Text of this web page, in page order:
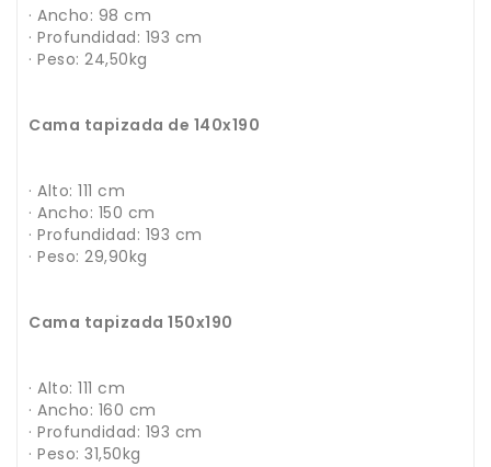
· Ancho: 98 cm
· Profundidad: 193 cm
· Peso: 24,50kg
Cama tapizada de 140x190
· Alto: 111 cm
· Ancho: 150 cm
· Profundidad: 193 cm
· Peso: 29,90kg
Cama tapizada 150x190
· Alto: 111 cm
· Ancho: 160 cm
· Profundidad: 193 cm
· Peso: 31,50kg